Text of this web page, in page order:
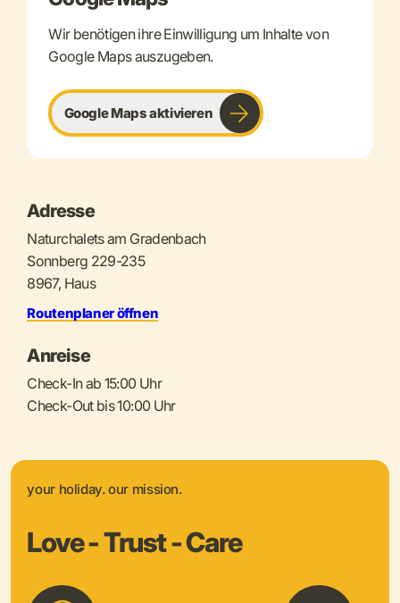
Wir benötigen ihre Einwilligung um Inhalte von
Google Maps auszugeben.
Google Maps aktivieren
Adresse
Naturchalets am Gradenbach
Sonnberg 229-235
8967, Haus
Routenplaner öffnen
Anreise
Check-In ab 15:00 Uhr
Check-Out bis 10:00 Uhr
your holiday. our mission.
Love - Trust - Care